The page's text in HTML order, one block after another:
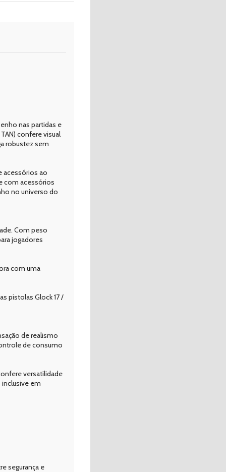
nas partidas e
confere visual
robustez sem
acessórios ao
com acessórios
no universo do
Com peso
jogadores
com uma
pistolas Glock 17 /
de realismo
de consumo
versatilidade
em
segurança e